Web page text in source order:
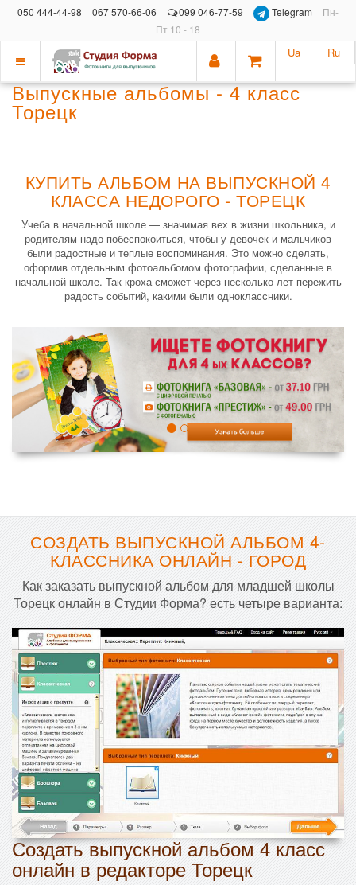
050 444-44-98 067 570-66-06 099 046-77-59 Telegram
Пн-
Пт 10 - 18
Показать
меню
Ua Ru
Выпускные альбомы - 4 класс
Торецк
КУПИТЬ АЛЬБОМ НА ВЫПУСКНОЙ 4
КЛАССА НЕДОРОГО - ТОРЕЦК
Учеба в начальной школе — значимая вех в жизни школьника, и
родителям надо побеспокоиться, чтобы у девочек и мальчиков
были радостные и теплые воспоминания. Это можно сделать,
оформив отдельным фотоальбомом фотографии, сделанные в
начальной школе. Так кроха сможет через несколько лет пережить
радость событий, какими были одноклассники.
СОЗДАТЬ ВЫПУСКНОЙ АЛЬБОМ 4-
КЛАССНИКА ОНЛАЙН - ГОРОД
Как заказать выпускной альбом для младшей школы
Торецк онлайн в Студии Форма? есть четыре варианта:
Создать выпускной альбом 4 класс
онлайн в редакторе Торецк